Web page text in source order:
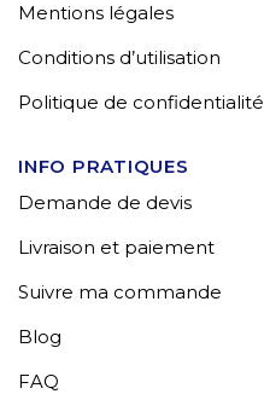
Mentions légales
Conditions d’utilisation
Politique de confidentialité
INFO PRATIQUES
Demande de devis
Livraison et paiement
Suivre ma commande
Blog
FAQ